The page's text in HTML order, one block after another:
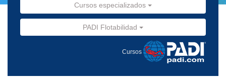
Cursos especializados
PADI Flotabilidad
Cursos